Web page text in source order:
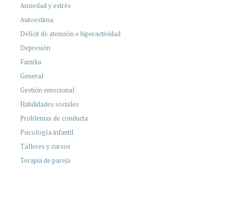
Ansiedad y estrés
Autoestima
Déficit de atención e hiperactividad
Depresión
Familia
General
Gestión emocional
Habilidades sociales
Problemas de conducta
Psicología infantil
Talleres y cursos
Terapia de pareja